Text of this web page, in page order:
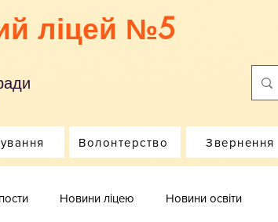
ліцей №5
Волонтерство Звернення
Новини ліцею Новини освіти